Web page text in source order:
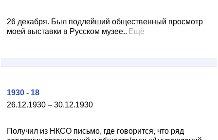
26 декабря. Был подлейший общественный просмотр
моей выставки в Русском музее.. Ещё
26.12.1930 – 30.12.1930
1930 - 18
Получил из HКСО письмо, где говорится, что ряд